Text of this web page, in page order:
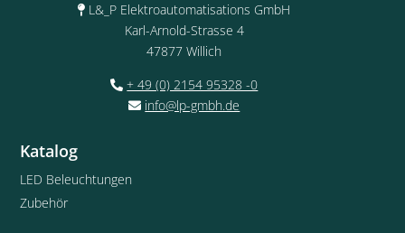
L&_P Elektroautomatisations GmbH
Karl-Arnold-Strasse 4
47877 Willich
+ 49 (0) 2154 95328 -0
info@lp-gmbh.de
Katalog
LED Beleuchtungen
Zubehör